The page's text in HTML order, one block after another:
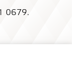
0679.